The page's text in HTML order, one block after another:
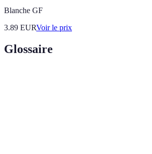
Blanche GF
3.89 EURVoir le prix
Glossaire